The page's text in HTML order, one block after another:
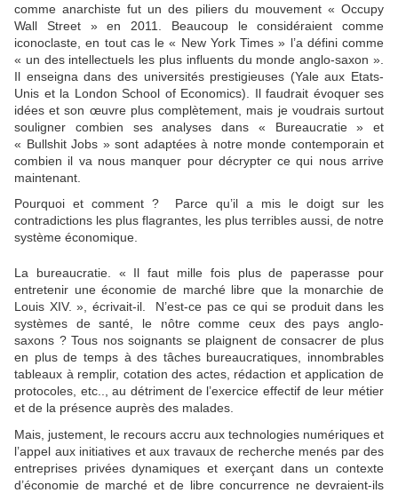
comme anarchiste fut un des piliers du mouvement « Occupy
Wall Street » en 2011. Beaucoup le considéraient comme
iconoclaste, en tout cas le « New York Times » l’a défini comme
« un des intellectuels les plus influents du monde anglo-saxon ».
Il enseigna dans des universités prestigieuses (Yale aux Etats-
Unis et la London School of Economics). Il faudrait évoquer ses
idées et son œuvre plus complètement, mais je voudrais surtout
souligner combien ses analyses dans « Bureaucratie » et
« Bullshit Jobs » sont adaptées à notre monde contemporain et
combien il va nous manquer pour décrypter ce qui nous arrive
maintenant.
Pourquoi et comment ? Parce qu’il a mis le doigt sur les
contradictions les plus flagrantes, les plus terribles aussi, de notre
système économique.
La bureaucratie. « Il faut mille fois plus de paperasse pour
entretenir une économie de marché libre que la monarchie de
Louis XIV. », écrivait-il. N’est-ce pas ce qui se produit dans les
systèmes de santé, le nôtre comme ceux des pays anglo-
saxons ? Tous nos soignants se plaignent de consacrer de plus
en plus de temps à des tâches bureaucratiques, innombrables
tableaux à remplir, cotation des actes, rédaction et application de
protocoles, etc.., au détriment de l’exercice effectif de leur métier
et de la présence auprès des malades.
Mais, justement, le recours accru aux technologies numériques et
l’appel aux initiatives et aux travaux de recherche menés par des
entreprises privées dynamiques et exerçant dans un contexte
d’économie de marché et de libre concurrence ne devraient-ils